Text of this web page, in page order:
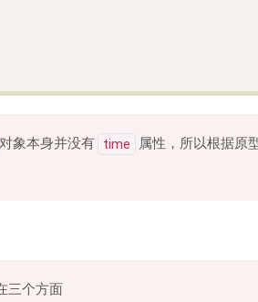
对象本身并没有 time 属性，所以根据原
三个方面